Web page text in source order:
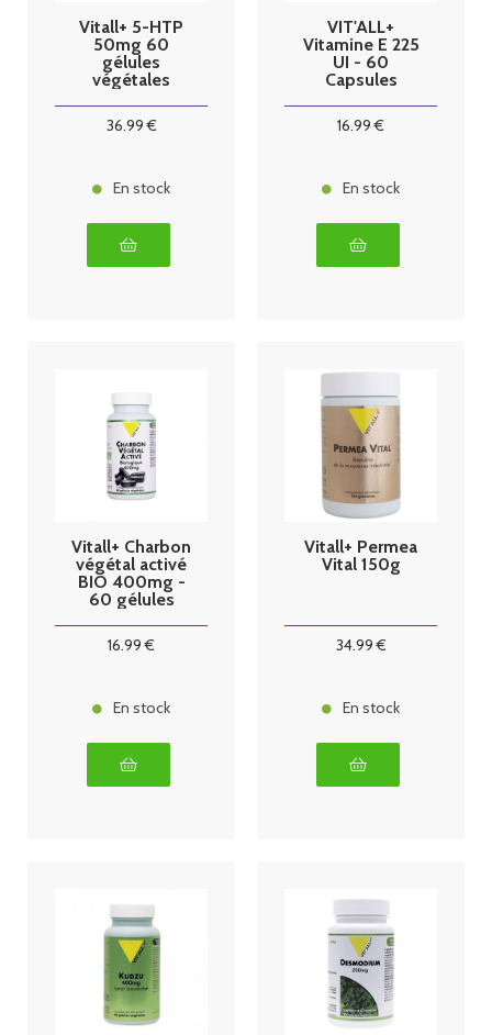
Vitall+ 5-HTP
50mg 60
gélules
végétales
36.99€
En stock
VIT'ALL+
Vitamine E 225
UI - 60
Capsules
16.99 €
En stock
Vitall+ Charbon
végétal activé
BIO 400mg -
60 gélules
16.99 €
En stock
Vitall+ Permea
Vital 150g
34.99€
En stock